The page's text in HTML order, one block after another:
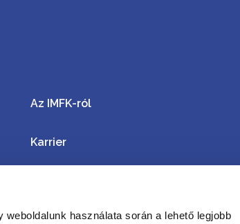
használata során a lehető legjobb
Az IMFK-ról
Karrier
Közérdekű adatok